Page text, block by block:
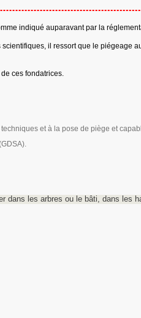
indiqué auparavant par la
il ressort que le piégeage
ces fondatrices.
et à la pose de piège et
dans les arbres ou le bâti, dans les